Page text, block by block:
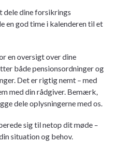
dele dine forsikrings
en god time i kalenderen til et
en oversigt over dine
både pensionsordninger og
Det er rigtig nemt – med
med din rådgiver. Bemærk,
dele oplysningerne med os.
sig til netop dit møde –
situation og behov.